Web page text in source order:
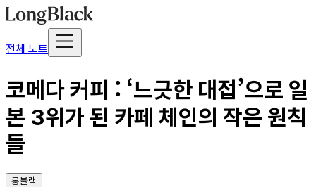
전체 노트
코메다 커피 : ‘느긋한 대접’으로 일
본 3위가 된 카페 체인의 작은 원칙
들
롱블랙